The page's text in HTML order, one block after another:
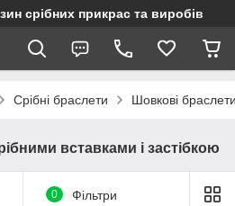
срібних прикрас та виробів
Срібні браслети Шовкові
вставками і застібкою
0 Фільтри